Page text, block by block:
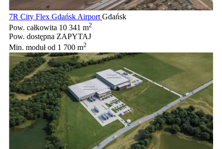
7R City Flex Gdańsk Airport Gdańsk
Pow. całkowita 10 341 m2
Pow. dostępna ZAPYTAJ
Min. modułod 1 700 m2